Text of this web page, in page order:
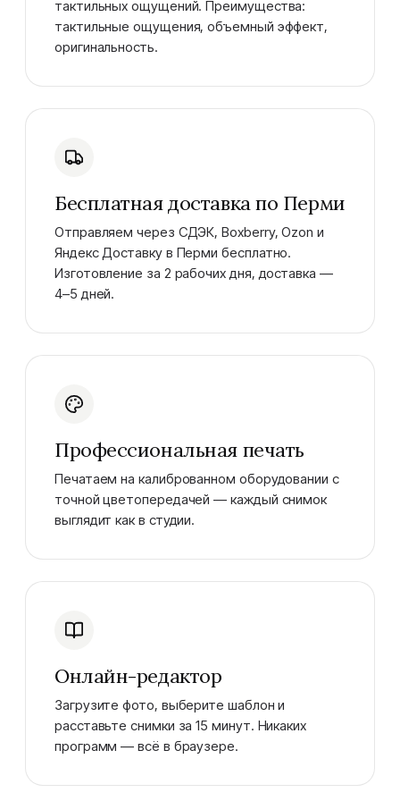
тактильных ощущений. Преимущества:
тактильные ощущения, объемный эффект,
оригинальность.
Бесплатная доставка по Перми
Отправляем через СДЭК, Boxberry, Ozon и
Яндекс Доставку в Перми бесплатно.
Изготовление за 2 рабочих дня, доставка —
4–5 дней.
Профессиональная печать
Печатаем на калиброванном оборудовании с
точной цветопередачей — каждый снимок
выглядит как в студии.
Онлайн-редактор
Загрузите фото, выберите шаблон и
расставьте снимки за 15 минут. Никаких
программ — всё в браузере.